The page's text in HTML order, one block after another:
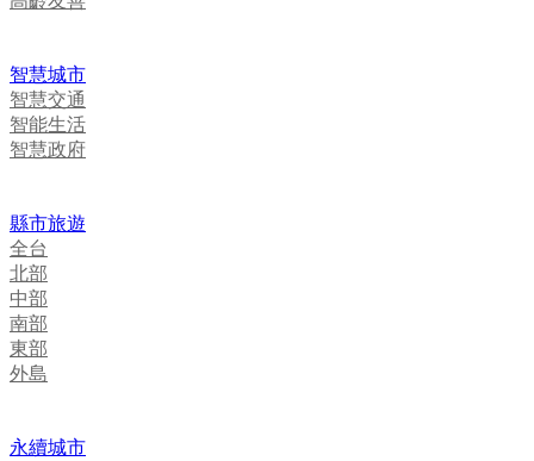
智慧城市
智慧交通
智能生活
智慧政府
縣市旅遊
全台
北部
中部
南部
東部
外島
永續城市